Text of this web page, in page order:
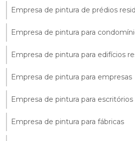
Empresa de pintura de prédios
Empresa de pintura para
Empresa de pintura para edifícios
Empresa de pintura para empresas
Empresa de pintura para escritórios
Empresa de pintura para fábricas